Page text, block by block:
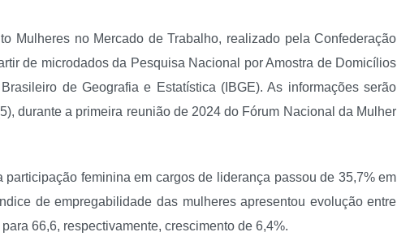
Mulheres no Mercado de Trabalho, realizado pela Confederação
de microdados da Pesquisa Nacional por Amostra de Domicílios
de Geografia e Estatística (IBGE). As informações serão
durante a primeira reunião de 2024 do Fórum Nacional da Mulher
participação feminina em cargos de liderança passou de 35,7% em
de empregabilidade das mulheres apresentou evolução entre
66,6, respectivamente, crescimento de 6,4%.